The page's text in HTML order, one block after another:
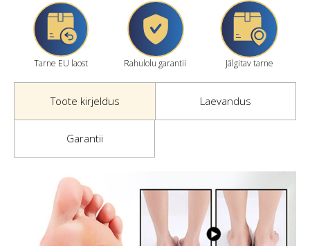
Tarne EU laost Rahulolu garantii Jälgitav tarne
Toote kirjeldus Laevandus
Garantii